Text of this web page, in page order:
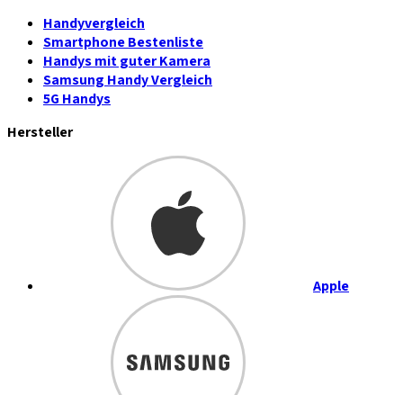
Handyvergleich
Smartphone Bestenliste
Handys mit guter Kamera
Samsung Handy Vergleich
5G Handys
Hersteller
Apple